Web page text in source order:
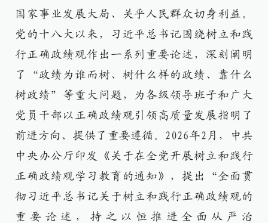
国家事业发展大局、关乎人民群众切身利益。
党的十八大以来，习近平总书记围绕树立和践
行正确政绩观作出一系列重要论述，深刻阐明
了“政绩为谁而树、树什么样的政绩、靠什么
树政绩”等重大问题，为各级领导班子和广大
党员干部以正确政绩观引领高质量发展指明了
前进方向、提供了重要遵循。2026年2月，中共
中央办公厅印发《关于在全党开展树立和践行
正确政绩观学习教育的通知》，提出“全面贯
彻习近平总书记关于树立和践行正确政绩观的
重要论述，持之以恒推进全面从严治